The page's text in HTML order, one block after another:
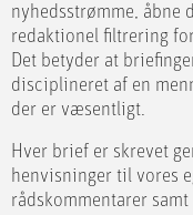
nyhedsstrømme, åbne
redaktionel filtrering
Det betyder at
disciplineret af en
der er væsentligt.
Hver brief er skrevet
henvisninger til vores
rådskommentarer